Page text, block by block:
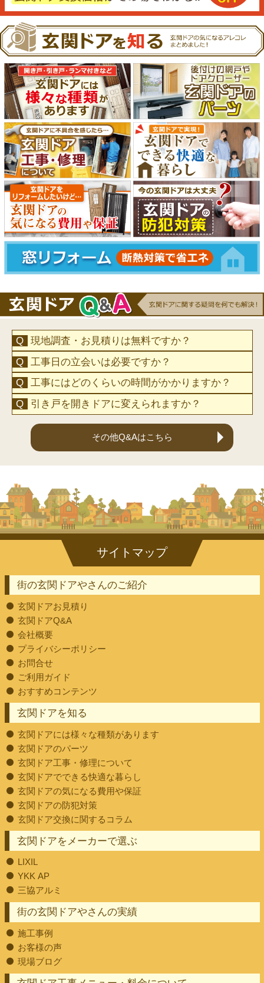
現地調査・お見積りは無料ですか？
工事日の立会いは必要ですか？
工事にはどのくらいの時間がかかりますか？
引き戸を開きドアに変えられますか？
その他Q&Aはこちら
街の玄関ドアやさんのご紹介
玄関ドアお見積り
玄関ドアQ&A
会社概要
プライバシーポリシー
お問合せ
ご利用ガイド
おすすめコンテンツ
街の玄関ドアやさんの実績
施工事例
お客様の声
現場ブログ
玄関ドアを知る
玄関ドアには様々な種類があります
玄関ドアのパーツ
玄関ドア工事・修理について
玄関ドアでできる快適な暮らし
玄関ドアの気になる費用や保証
玄関ドアの防犯対策
玄関ドア交換に関するコラム
玄関ドアをメーカーで選ぶ
LIXIL
YKK AP
三協アルミ